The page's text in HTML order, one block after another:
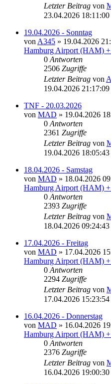
Letzter Beitrag von
23.04.2026 18:11:00
19.04.2026 - Sonntag
von A345 » 19.04.2026
Hamburg Airport (HAM)
0 Antworten
2506 Zugriffe
Letzter Beitrag von
19.04.2026 21:17:09
TNF - 20.03.2026
von MAD » 19.04.2026
0 Antworten
2361 Zugriffe
Letzter Beitrag von
19.04.2026 18:05:43
18.04.2026 - Samstag
von MAD » 18.04.2026
Hamburg Airport (HAM)
0 Antworten
2393 Zugriffe
Letzter Beitrag von
18.04.2026 09:24:43
17.04.2026 - Freitag
von MAD » 17.04.2026
Hamburg Airport (HAM)
0 Antworten
2294 Zugriffe
Letzter Beitrag von
17.04.2026 15:23:54
16.04.2026 - Donnerstag
von MAD » 16.04.2026
Hamburg Airport (HAM)
0 Antworten
2376 Zugriffe
Letzter Beitrag von
16.04.2026 19:00:30